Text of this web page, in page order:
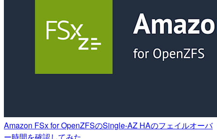
Amazon FSx for OpenZFSのSingle-AZ HAのフェイルオーバ